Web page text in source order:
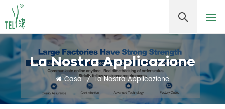
La Nostra Applicazione
Casa / La Nostra Applicazione